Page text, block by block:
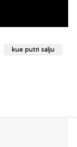
kue putri salju